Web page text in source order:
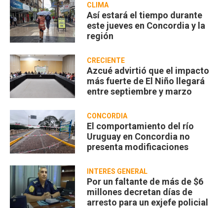
CLIMA
Así estará el tiempo durante
este jueves en Concordia y la
región
CRECIENTE
Azcué advirtió que el impacto
más fuerte de El Niño llegará
entre septiembre y marzo
CONCORDIA
El comportamiento del río
Uruguay en Concordia no
presenta modificaciones
INTERÉS GENERAL
Por un faltante de más de $6
millones decretan días de
arresto para un exjefe policial